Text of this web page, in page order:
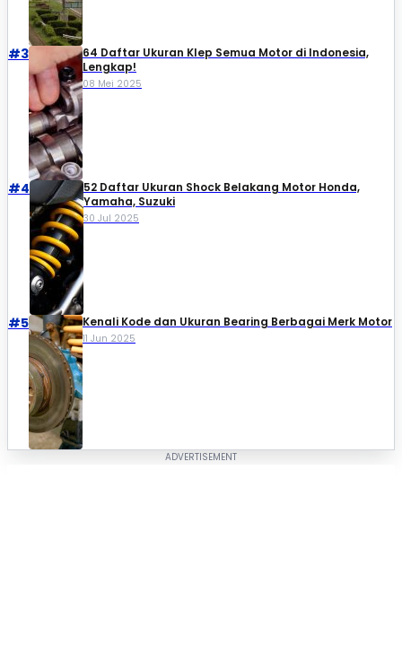
#3
64 Daftar Ukuran Klep Semua Motor di Indonesia,
Lengkap!
08 Mei 2025
#4
52 Daftar Ukuran Shock Belakang Motor Honda,
Yamaha, Suzuki​
30 Jul 2025
#5 Kenali Kode dan Ukuran Bearing Berbagai Merk Motor
11 Jun 2025